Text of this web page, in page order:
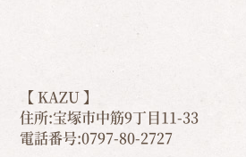
【 KAZU 】
住所:宝塚市中筋9丁目11-33
電話番号:0797-80-2727